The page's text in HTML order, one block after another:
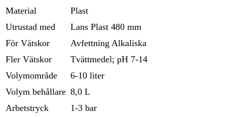
Material
Plast
Utrustad med
Lans Plast 480 mm
För Vätskor
Avfettning Alkaliska
Fler Vätskor
Tvättmedel; pH 7-14
Volymområde
6-10 liter
Volym behållare 8,0 L
Arbetstryck
1-3 bar